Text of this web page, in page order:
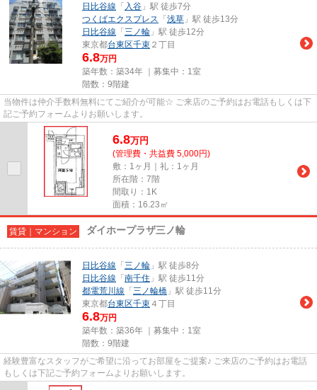
日比谷線 「 入谷 」駅 徒歩7分
つくばエクスプレス 「 浅草 」駅 徒歩13分
日比谷線 「 三ノ輪 」駅 徒歩12分
東京都台東区千束 ２丁目
6.8万円
築年数：築34年 ｜募集中： 1室
階数：9階建
当物件は仲介手数料無料にてご紹介が可能☆ ご来店のご予約はお電話もしくは下
記ご予約フォームよりお願いします。
6.8万円
(管理費・共益費 5,000円)
敷：1ヶ月｜礼：1ヶ月
所在階：7階
間取り：1K
面積：16.23㎡
賃貸｜マンション ダイホープラザ三ノ輪
日比谷線 「 三ノ輪 」駅 徒歩8分
日比谷線 「 南千住 」駅 徒歩11分
都電荒川線 「 三ノ輪橋 」駅 徒歩11分
東京都台東区千束 ４丁目
6.8万円
築年数：築36年 ｜募集中： 1室
階数：9階建
経験豊富なスタッフがご希望に沿ってお部屋をご提案♪ ご来店のご予約はお電話
もしくは下記ご予約フォームよりお願いします。